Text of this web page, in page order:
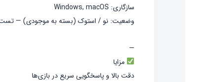
سازگاری: Windows, macOS
وضعیت: نو / استوک (بسته به موجودی) — تست
—
مزایا
دقت بالا و پاسخگویی سریع در بازی‌ها